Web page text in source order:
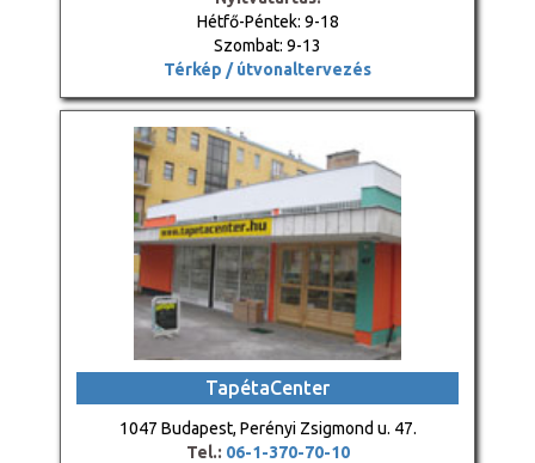
Hétfő-Péntek: 9-18
Szombat: 9-13
Térkép / útvonaltervezés
TapétaCenter
1047 Budapest, Perényi Zsigmond u. 47.
Tel.: 06-1-370-70-10